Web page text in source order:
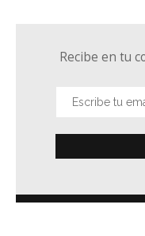
Recibe en tu